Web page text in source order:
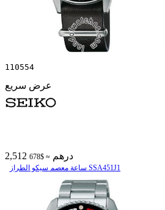
110554
عرض سريع
2,512 درهم ≈ $678
ساعة معصم سیکو الطراز SSA451J1